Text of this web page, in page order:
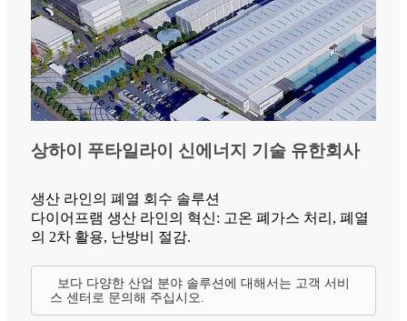
상하이 푸타일라이 신에너지 기술 유한회사
생산 라인의 폐열 회수 솔루션
다이어프램 생산 라인의 혁신: 고온 폐가스 처리, 폐열
의 2차 활용, 난방비 절감.
보다 다양한 산업 분야 솔루션에 대해서는 고객 서비
스 센터로 문의해 주십시오.